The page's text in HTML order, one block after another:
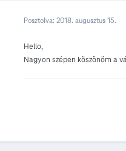
Posztolva: 2018. augusztus 15.
Hello,
Nagyon szépen köszönöm a